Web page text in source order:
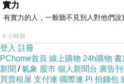
實力
有實力的人，一般聽不見別人對他們說
9 小時前
登入 註冊
PChome首頁 線上購物 24h購物 書
新聞 /氣象 股市 個人新聞台 廣告
買賣租屋 支付連 國際連 Pi 拍錢包